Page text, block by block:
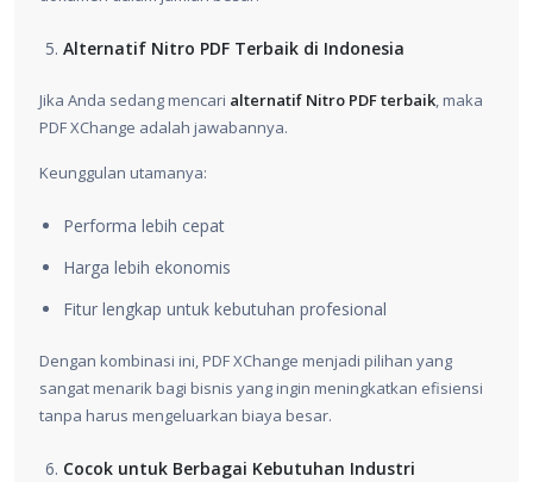
Alternatif Nitro PDF Terbaik di Indonesia
Jika Anda sedang mencari alternatif Nitro PDF terbaik, maka
PDF XChange adalah jawabannya.
Keunggulan utamanya:
Performa lebih cepat
Harga lebih ekonomis
Fitur lengkap untuk kebutuhan profesional
Dengan kombinasi ini, PDF XChange menjadi pilihan yang
sangat menarik bagi bisnis yang ingin meningkatkan efisiensi
tanpa harus mengeluarkan biaya besar.
Cocok untuk Berbagai Kebutuhan Industri